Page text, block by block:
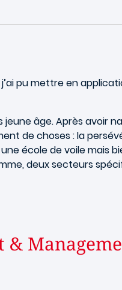
pu mettre en
âge. Après avoir
de choses : la
école de voile mais
deux secteurs
&